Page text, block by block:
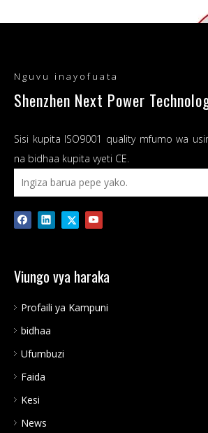
Nguvu inayofuata
Shenzhen Next Power
Sisi kupita ISO9001 quality mfumo wa
na bidhaa kupita vyeti CE.
Viungo vya haraka
Profaili ya Kampuni
bidhaa
Ufumbuzi
Faida
Kesi
News